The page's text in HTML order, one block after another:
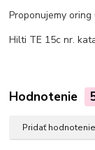
Proponujemy
Hilti TE 15c nr.
Hodnotenie
Pridať hodnotenie